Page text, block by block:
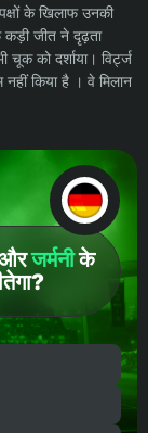
के खिलाफ उनकी
कड़ी जीत ने दृढ़ता
को दर्शाया। विर्ट्ज
किया है । वे मिलान
जर्मनीके